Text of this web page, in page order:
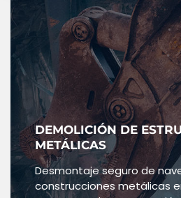
DEMOLICIÓN DE
METÁLICAS
Desmontaje seguro de
construcciones metálicas